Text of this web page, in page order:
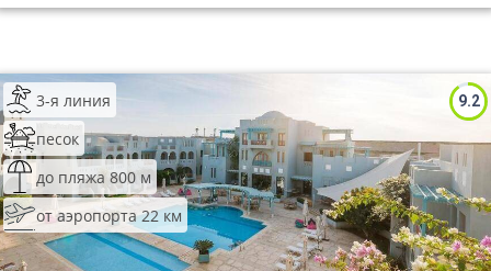
9.2
3-я линия
песок
до пляжа 800 м
от аэропорта 22 км